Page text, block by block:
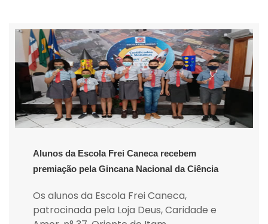
Alunos da Escola Frei Caneca recebem
premiação pela Gincana Nacional da Ciência
Os alunos da Escola Frei Caneca,
patrocinada pela Loja Deus, Caridade e